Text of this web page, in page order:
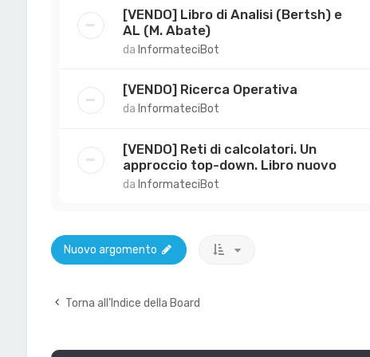
[VENDO] Libro di Analisi (Bertsh) e
AL (M. Abate)
da InformateciBot
[VENDO] Ricerca Operativa
da InformateciBot
[VENDO] Reti di calcolatori. Un
approccio top-down. Libro nuovo
da InformateciBot
Nuovo argomento
Torna all’Indice della Board